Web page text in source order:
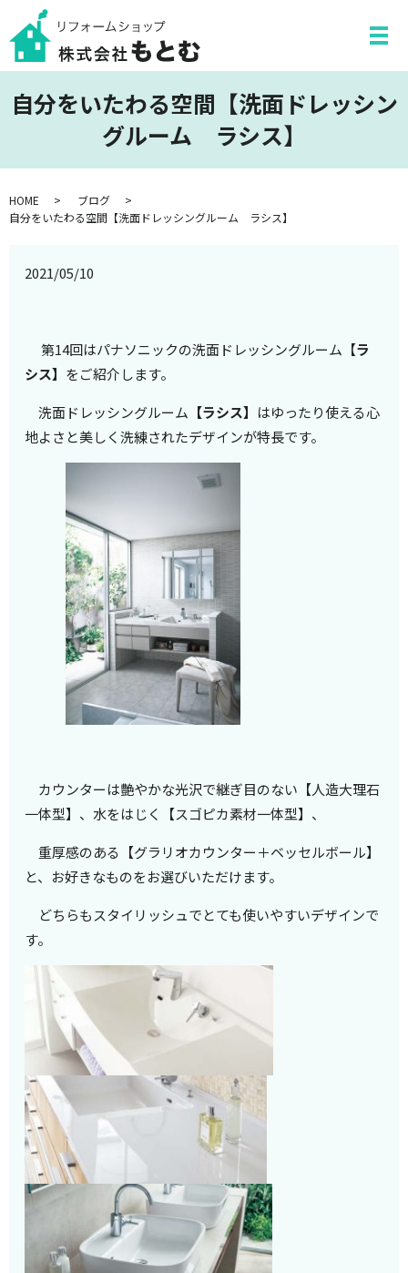
自分をいたわる空間【洗面ドレッシン
グルーム ラシス】
HOME
ブログ
自分をいたわる空間【洗面ドレッシングルーム ラシス】
2021/05/10
第14回はパナソニックの洗面ドレッシングルーム【ラ
シス】 をご紹介します。
洗面ドレッシングルーム 【ラシス】 はゆったり使える心
地よさと美しく洗練されたデザインが特長です。
カウンターは艶やかな光沢で継ぎ目のない【人造大理石
一体型】、水をはじく【スゴピカ素材一体型】、
重厚感のある【グラリオカウンター＋ベッセルボール】
と、お好きなものをお選びいただけます。
どちらもスタイリッシュでとても使いやすいデザインで
す。